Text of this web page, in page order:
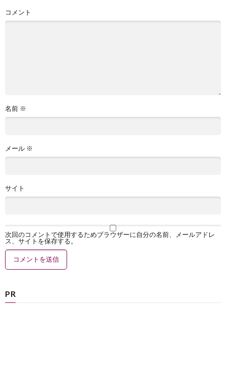
コメント
名前 ※
メール ※
サイト
次回のコメントで使用するためブラウザーに自分の名前、メールアドレ
ス、サイトを保存する。
PR